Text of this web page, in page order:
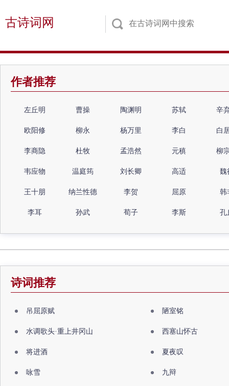
古诗词网
作者推荐
左丘明 曹操 陶渊明 苏轼 辛
欧阳修 柳永 杨万里 李白 白
李商隐 杜牧 孟浩然 元稹 柳
韦应物 温庭筠 刘长卿 高适 魏
王十朋 纳兰性德 李贺 屈原 韩
李耳 孙武 荀子 李斯 孔
诗词推荐
吊屈原赋 陋室铭
水调歌头·重上井冈山 西塞山怀古
将进酒 夏夜叹
咏雪 九辩